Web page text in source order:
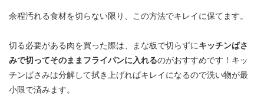
余程汚れる食材を切らない限り、この方法でキレイに保てます。
切る必要がある肉を買った際は、まな板で切らずにキッチンばさ
みで切ってそのままフライパンに入れるのがおすすめです！キッ
チンばさみは分解して拭き上げればキレイになるので洗い物が最
小限で済みます。